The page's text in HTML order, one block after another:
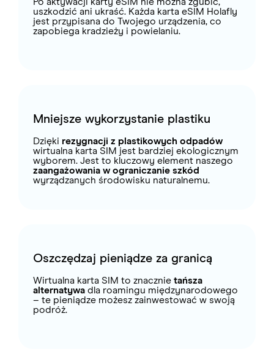
Po aktywacji karty eSIM nie można zgubić,
uszkodzić ani ukraść. Każda karta eSIM Holafly
jest przypisana do Twojego urządzenia, co
zapobiega kradzieży i powielaniu.
Mniejsze wykorzystanie plastiku
Dzięki rezygnacji z plastikowych odpadów
wirtualna karta SIM jest bardziej ekologicznym
wyborem. Jest to kluczowy element naszego
zaangażowania w ograniczanie szkód
wyrządzanych środowisku naturalnemu.
Oszczędzaj pieniądze za granicą
Wirtualna karta SIM to znacznie tańsza
alternatywadla roamingu międzynarodowego
– te pieniądze możesz zainwestować w swoją
podróż.